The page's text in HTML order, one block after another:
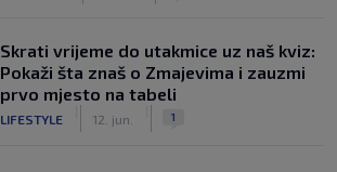
Skrati vrijeme do utakmice uz naš kviz:
Pokaži šta znaš o Zmajevima i zauzmi
prvo mjesto na tabeli
LIFESTYLE 12. jun. 1